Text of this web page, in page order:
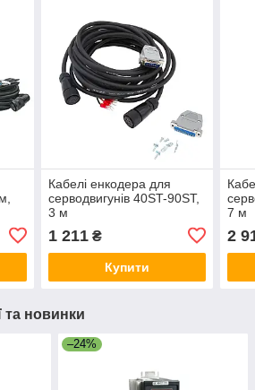
Кабелі енкодера для
серводвигунів 40ST-90ST,
3 м
1 211₴
Купити
7 м
2
та новинки
–24%